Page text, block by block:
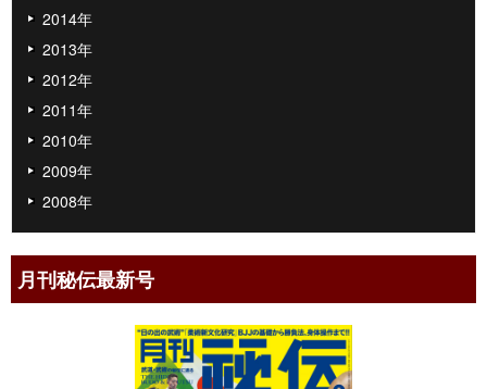
2014年
2013年
2012年
2011年
2010年
2009年
2008年
月刊秘伝最新号